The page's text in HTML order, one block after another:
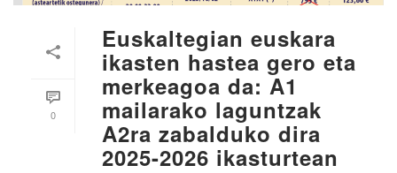
0
Euskaltegian euskara
ikasten hastea gero eta
merkeagoa da: A1
mailarako laguntzak
A2ra zabalduko dira
2025-2026 ikasturtean